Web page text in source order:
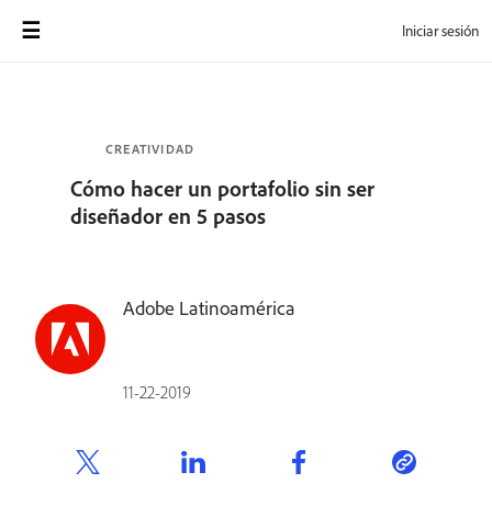
Iniciar sesión
CREATIVIDAD
Cómo hacer un portafolio sin ser
diseñador en 5 pasos
Adobe Latinoamérica
11-22-2019